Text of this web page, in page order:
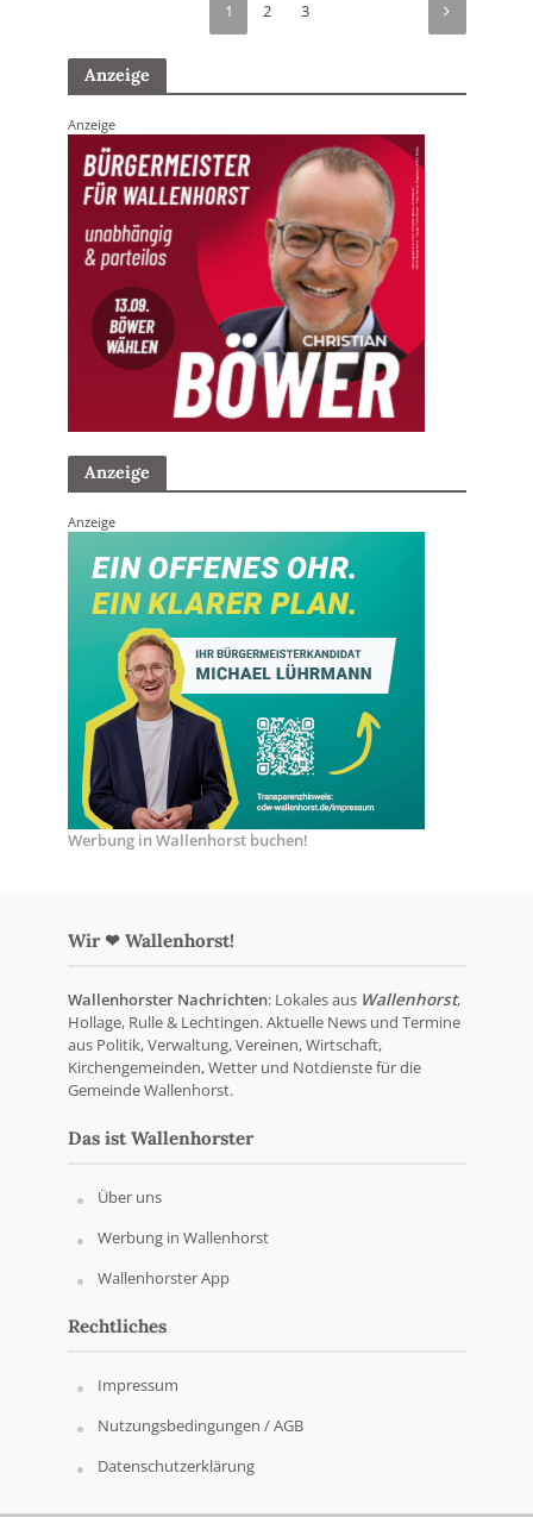
1 2 3
Anzeige
Anzeige
Anzeige
Anzeige
Werbung in Wallenhorst buchen!
Wir ❤ Wallenhorst!
Wallenhorster Nachrichten: Lokales aus Wallenhorst,
Hollage, Rulle & Lechtingen. Aktuelle News und Termine
aus Politik, Verwaltung, Vereinen, Wirtschaft,
Kirchengemeinden, Wetter und Notdienste für die
Gemeinde Wallenhorst.
Das ist Wallenhorster
Über uns
Werbung in Wallenhorst
Wallenhorster App
Rechtliches
Impressum
Nutzungsbedingungen / AGB
Datenschutzerklärung